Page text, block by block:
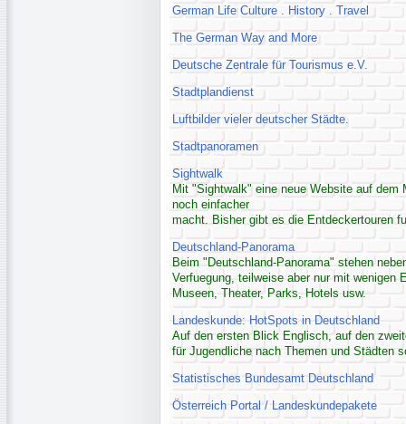
German Life Culture . History . Travel
The German Way and More
Deutsche Zentrale für Tourismus e.V.
Stadtplandienst
Luftbilder vieler deutscher Städte.
Stadtpanoramen
Sightwalk
Mit "Sightwalk" eine neue Website auf
noch einfacher
macht. Bisher gibt es die Entdeckertouren
Deutschland-Panorama
Beim "Deutschland-Panorama" stehen
Verfuegung, teilweise aber nur mit wenigen
Museen, Theater, Parks, Hotels usw.
Landeskunde: HotSpots in Deutschland
Auf den ersten Blick Englisch, auf den
für Jugendliche nach Themen und Städten
Statistisches Bundesamt Deutschland
Österreich Portal / Landeskundepakete